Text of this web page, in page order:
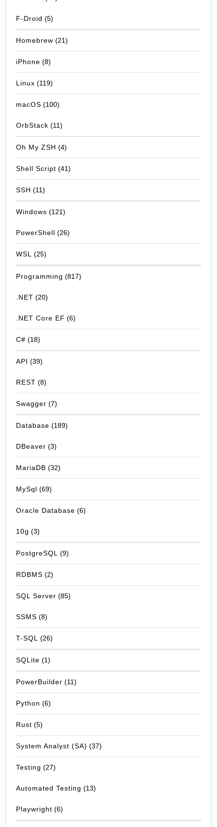
F-Droid (5)
Homebrew (21)
iPhone (8)
Linux (119)
macOS (100)
OrbStack (11)
Oh My ZSH (4)
Shell Script (41)
SSH (11)
Windows (121)
PowerShell (26)
WSL (25)
Programming (817)
.NET (20)
.NET Core EF (6)
C# (18)
API (39)
REST (8)
Swagger (7)
Database (189)
DBeaver (3)
MariaDB (32)
MySql (69)
Oracle Database (6)
10g (3)
PostgreSQL (9)
RDBMS (2)
SQL Server (85)
SSMS (8)
T-SQL (26)
SQLite (1)
PowerBuilder (11)
Python (6)
Rust (5)
System Analyst (SA) (37)
Testing (27)
Automated Testing (13)
Playwright (6)